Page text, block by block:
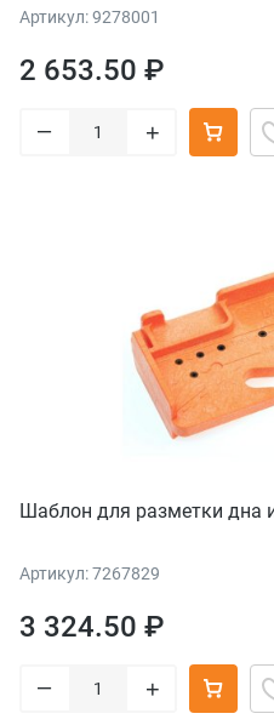
ширина=100 мм, дуб
Артикул: 9278001
2 653.50 ₽
– +
Шаблон для разметки дна
Артикул: 7267829
3 324.50 ₽
– +